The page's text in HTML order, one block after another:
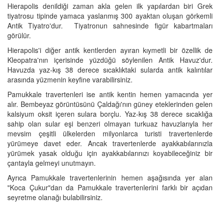
Hierapolis denildiği zaman akla gelen ilk yapılardan biri Grek
tiyatrosu tipinde yamaca yaslanmış 300 ayaktan oluşan görkemli
Antik Tiyatro'dur. Tiyatronun sahnesinde figür kabartmaları
görülür.
Hierapolis'i diğer antik kentlerden ayıran kıymetli bir özellik de
Kleopatra'nın içerisinde yüzdüğü söylenilen Antik Havuz'dur.
Havuzda yaz-kış 38 derece sıcaklıktaki sularda antik kalıntılar
arasında yüzmenin keyfine varabilirsiniz.
Pamukkale travertenleri ise antik kentin hemen yamacında yer
alır. Bembeyaz görüntüsünü Çaldağı'nın güney eteklerinden gelen
kalsiyum oksit içeren sulara borçlu. Yaz-kış 38 derece sıcaklığa
sahip olan sular eşi benzeri olmayan turkuaz havuzlarıyla her
mevsim çeşitli ülkelerden milyonlarca turisti travertenlerde
yürümeye davet eder. Ancak travertenlerde ayakkabılarınızla
yürümek yasak olduğu için ayakkabılarınızı koyabileceğiniz bir
çantayla gelmeyi unutmayın.
Ayrıca Pamukkale travertenlerinin hemen aşağısında yer alan
"Koca Çukur"dan da Pamukkale travertenlerini farklı bir açıdan
seyretme olanağı bulabilirsiniz.